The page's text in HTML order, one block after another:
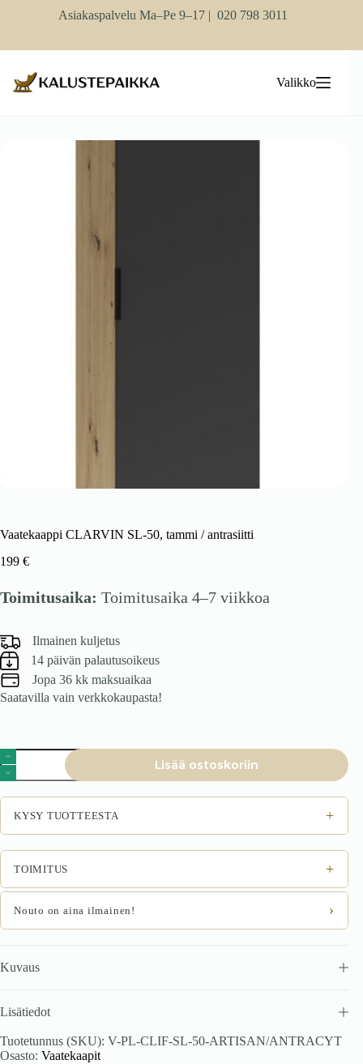
Asiakaspalvelu Ma–Pe 9–17 | 020 798 3011
Valikko
Vaatekaappi CLARVIN SL-50, tammi / antrasiitti
199 €
Toimitusaika: Toimitusaika 4–7 viikkoa
Ilmainen kuljetus
14 päivän palautusoikeus
Jopa 36 kk maksuaikaa
Saatavilla vain verkkokaupasta!
Vaatekaappi
CLARVIN
SL-
50,
tammi
antrasiitti
määrä
Lisää ostoskoriin
KYSY TUOTTEESTA +
TOIMITUS +
Nouto on aina ilmainen! ›
Kuvaus
Lisätiedot
Tuotetunnus (SKU): V-PL-CLIF-SL-50-ARTISAN/ANTRACYT
Osasto: Vaatekaapit